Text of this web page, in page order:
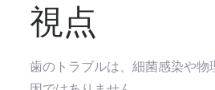
視点
歯のトラブルは、細菌感染や物